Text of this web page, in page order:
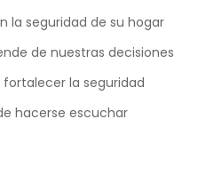
la seguridad de su hogar
de nuestras decisiones
la seguridad
hacerse escuchar